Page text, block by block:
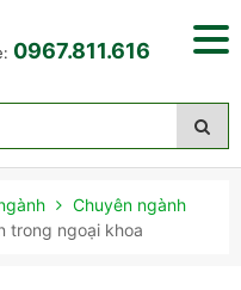
0967.811.616
Chuyên ngành
trong ngoại khoa